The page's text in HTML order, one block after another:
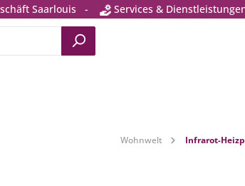
Saarlouis - Services &
Wohnwelt Infrarot-